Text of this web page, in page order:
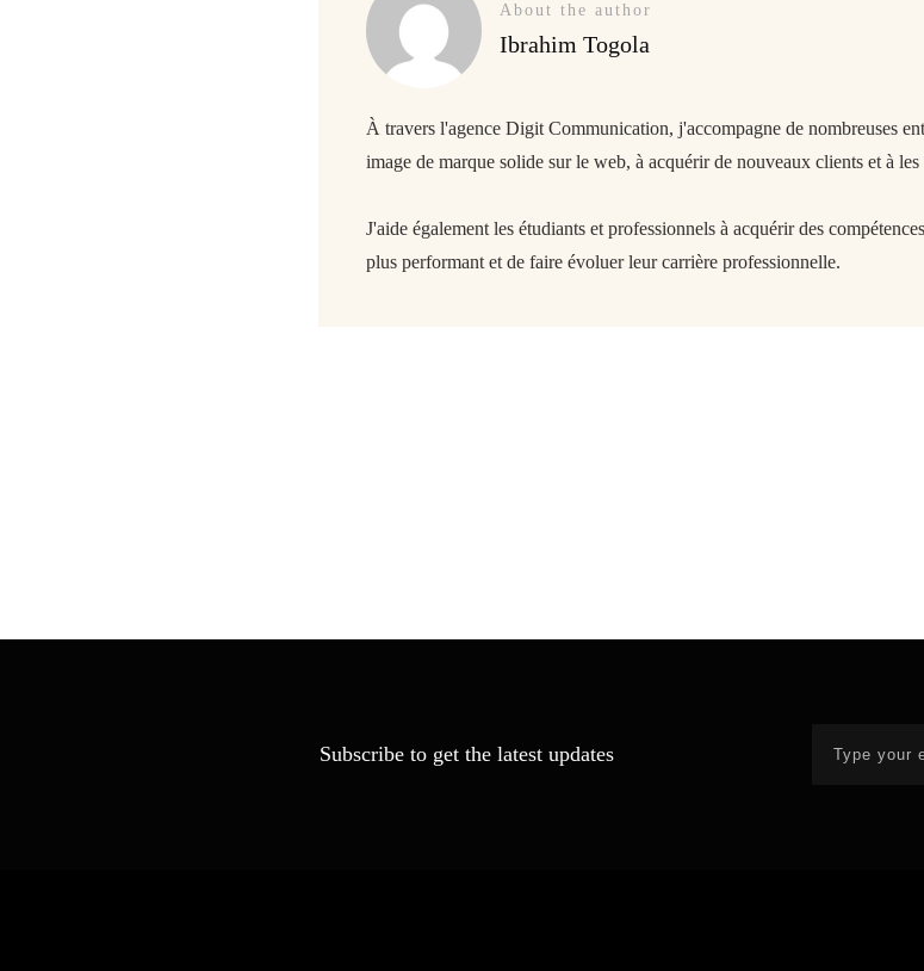
About the author
Ibrahim Togola
À travers l'agence Digit Communication, j'accompagne de nombreuses
image de marque solide sur le web, à acquérir de nouveaux clients et à
J'aide également les étudiants et professionnels à acquérir des
plus performant et de faire évoluer leur carrière professionnelle.
Subscribe to get the latest updates